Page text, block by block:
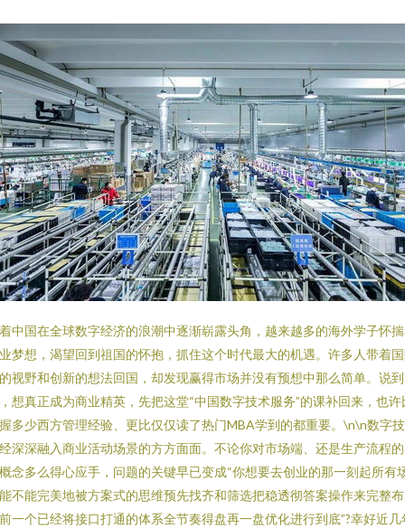
中国在全球数字经济的浪潮中逐渐崭露头角，越来越多的海外学子怀
梦想，渴望回到祖国的怀抱，抓住这个时代最大的机遇。许多人带着
视野和创新的想法回国，却发现赢得市场并没有预想中那么简单。说到
想真正成为商业精英，先把这堂“中国数字技术服务”的课补回来，也许
多少西方管理经验、更比仅仅读了热门MBA学到的都重要。\n\n数字
深深融入商业活动场景的方方面面。不论你对市场端、还是生产流程
念多么得心应手，问题的关键早已变成“你想要去创业的那一刻起所有
不能完美地被方案式的思维预先找齐和筛选把稳透彻答案操作来完整
一个已经将接口打通的体系全节奏得盘再一盘优化进行到底”?幸好近几